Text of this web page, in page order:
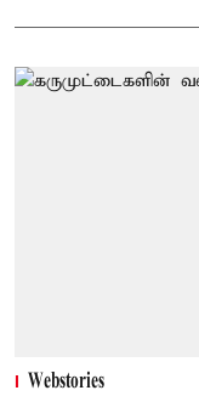
Webstories